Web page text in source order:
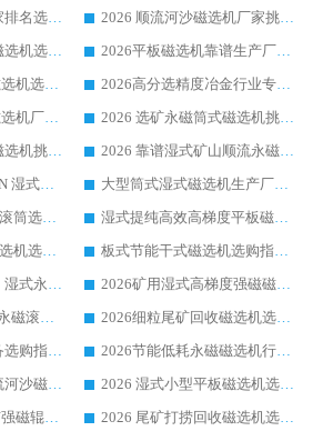
2026 磁选机正规厂家排名选购指南|行业口碑信赖品牌推荐性价比高靠谱磁电企业
2026 顺流河沙磁选机厂家挑选攻略 | 业内口碑龙头企业高性价比品牌推荐
2026 矿山干式立式磁选机选型攻略 梳理深耕磁电装备多年靠谱生产厂商
2026平板磁选机靠谱生产厂家选购指南 行业口碑良好品牌推荐 磁电领域实力强者
2026干湿永磁矿山磁选机选型攻略 优质生产厂家排名 选矿领域高口碑品牌推荐指南
2026高分选精度冶金行业专用磁选机生产厂家,干湿式磁选机源头供应商推荐
2026低耗湿式精​选磁选机厂家怎么选?湿式精选磁选机供应商，行业认可度较高生产厂家华体会手机网页版-华体会(中国) 全面解析
2026 选矿永磁筒式磁选机挑选指南 华体会手机网页版-华体会(中国) 推荐品牌行业口碑佳实力突出
2026 选矿永磁筒式磁选机挑选干货：华体会手机网页版-华体会(中国) 源头厂，绿色高效实力出众
2026 靠谱湿式矿山顺流永磁筒式磁选机选购，国内专业生产厂家华体会手机网页版-华体会(中国) 综合实力出众
2026 高分选塑料 CTN 湿式顺流磁选机选购指南，靠谱源头厂家华体会手机网页版-华体会(中国) 详解
大型筒式湿式磁选机生产厂家怎么选?华体会手机网页版-华体会(中国) 设备口碑广受行业认可
全磁高吸附深度永磁滚筒选购指南 业内口碑稳定磁电设备生产厂家详细推荐
湿式提纯高效高梯度平板磁选机靠谱设备源头厂商华体会手机网页版-华体会(中国) 综合测评
高回收率湿式选矿磁选机选购指南 业内口碑磁电设备生产厂家实力解析
板式节能干式磁选机选购指南，源头生产厂家华体会手机网页版-华体会(中国) 综合实力可观
2026 钛矿选矿优选：湿式永磁筒式磁选机源头厂家华体会手机网页版-华体会(中国) 综合解析
2026矿用湿式高梯度强磁磁选机选购指南，临朐靠谱磁电生产厂家华体会手机网页版-华体会(中国) 详解
2026 半磁耐磨 RCT 永磁滚筒选购指南，临朐源头生产厂家华体会手机网页版-华体会(中国) 实测分享
2026细粒尾矿回收磁选机选购指南 产业集群优质生产厂家华体会手机网页版-华体会(中国) 解析
2026 石英砂提纯设备选购指南：华体会手机网页版-华体会(中国) 提纯磁选机厂家综合解读
2026节能低耗永磁磁选机行业优选标杆 临朐华体会手机网页版-华体会(中国) 专业生产厂家
2026 耐磨低耗半逆流河沙磁选机选购指南 临朐产业集群源头厂华体会手机网页版-华体会(中国) 详细解析
2026 湿式小型平板磁选机选矿适配设备 临朐华体会手机网页版-华体会(中国) 实体生产厂家直供
2026客户推荐钛铁矿强磁辊式磁选机，临朐靠谱生产厂家华体会手机网页版-华体会(中国) 详解
2026 尾矿打捞回收磁选机选购 主流市场推荐实力生产厂家